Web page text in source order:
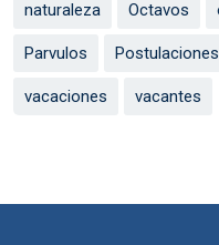
naturaleza Octavos
Parvulos Postulaciones
vacaciones vacantes